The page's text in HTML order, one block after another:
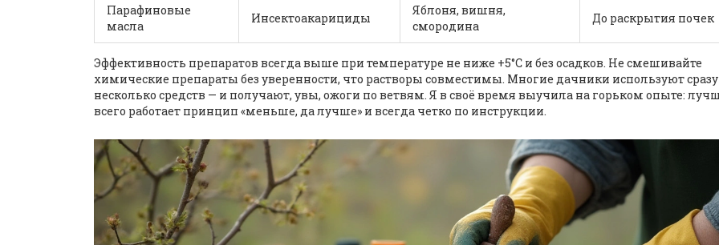
Парафиновые
масла
Инсектоакарициды
Яблоня, вишня,
смородина
До раскрытия почек
Эффективность препаратов всегда выше при температуре не ниже +5°C и без осадков. Не смешивайте
химические препараты без уверенности, что растворы совместимы. Многие дачники используют сразу
несколько средств — и получают, увы, ожоги по ветвям. Я в своё время выучила на горьком опыте:
всего работает принцип «меньше, да лучше» и всегда четко по инструкции.